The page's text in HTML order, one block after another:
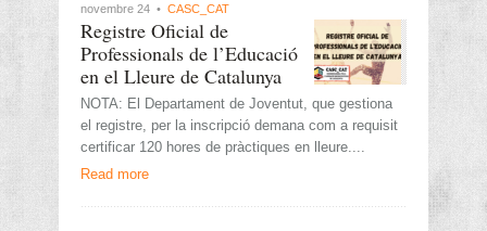
novembre 24 • CASC_CAT
Registre Oficial de
Professionals de l’Educació
en el Lleure de Catalunya
NOTA: El Departament de Joventut, que gestiona
el registre, per la inscripció demana com a requisit
certificar 120 hores de pràctiques en lleure....
Read more